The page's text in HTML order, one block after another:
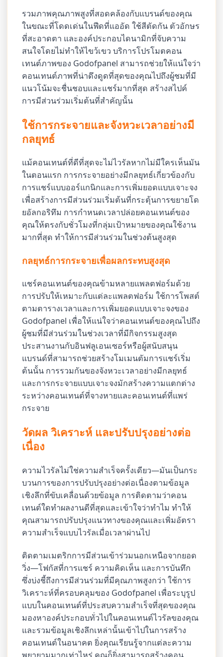
รวมภาพคุณภาพสูงที่สอดคล้องกับแบรนด์ของคุณ
ในขณะที่โดดเด่นในฟีดที่แออัด ใช้สีตัดกัน ตัวอักษร
ที่สะอาดตา และองค์ประกอบไดนามิกที่จับความ
สนใจโดยไม่ทำให้ไขว้เขว บริการโปรโมตคอน
เทนต์ภาพของ Godofpanel สามารถช่วยให้แน่ใจว่า
คอนเทนต์ภาพที่น่าดึงดูดที่สุดของคุณไปถึงผู้ชมที่มี
แนวโน้มจะชื่นชอบและแชร์มากที่สุด สร้างสไปค์
การมีส่วนร่วมเริ่มต้นที่สำคัญนั้น
ใช้การกระจายและจังหวะเวลาอย่างมี
กลยุทธ์
แม้คอนเทนต์ที่ดีที่สุดจะไม่ไวรัลหากไม่มีใครเห็นมัน
ในตอนแรก การกระจายอย่างมีกลยุทธ์เกี่ยวข้องกับ
การแชร์แบบออร์แกนิกและการเพิ่มยอดแบบเจาะจง
เพื่อสร้างการมีส่วนร่วมเริ่มต้นที่กระตุ้นการขยายโด
ยอัลกอริทึม การกำหนดเวลาปล่อยคอนเทนต์ของ
คุณให้ตรงกับชั่วโมงที่กลุ่มเป้าหมายของคุณใช้งาน
มากที่สุด ทำให้การมีส่วนร่วมในช่วงต้นสูงสุด
กลยุทธ์การกระจายเพื่อผลกระทบสูงสุด
แชร์คอนเทนต์ของคุณข้ามหลายแพลตฟอร์มด้วย
การปรับให้เหมาะกับแต่ละแพลตฟอร์ม ใช้การโพสต์
ตามตารางเวลาและการเพิ่มยอดแบบเจาะจงของ
Godofpanel เพื่อให้แน่ใจว่าคอนเทนต์ของคุณไปถึง
ผู้ชมที่มีส่วนร่วมในช่วงเวลาที่มีกิจกรรมสูงสุด
ประสานงานกับอินฟลูเอนเซอร์หรือผู้สนับสนุน
แบรนด์ที่สามารถช่วยสร้างโมเมนตัมการแชร์เริ่ม
ต้นนั้น การรวมกันของจังหวะเวลาอย่างมีกลยุทธ์
และการกระจายแบบเจาะจงมักสร้างความแตกต่าง
ระหว่างคอนเทนต์ที่จางหายและคอนเทนต์ที่แพร่
กระจาย
วัดผล วิเคราะห์ และปรับปรุงอย่างต่อ
เนื่อง
ความไวรัลไม่ใช่ความสำเร็จครั้งเดียว—มันเป็นกระ
บวนการของการปรับปรุงอย่างต่อเนื่องตามข้อมูล
เชิงลึกที่ขับเคลื่อนด้วยข้อมูล การติดตามว่าคอน
เทนต์ใดทำผลงานดีที่สุดและเข้าใจว่าทำไม ทำให้
คุณสามารถปรับปรุงแนวทางของคุณและเพิ่มอัตรา
ความสำเร็จแบบไวรัลเมื่อเวลาผ่านไป
ติดตามเมตริกการมีส่วนเข้าร่วมนอกเหนือจากยอด
วิ่ง—โฟกัสที่การแชร์ ความคิดเห็น และการบันทึก
ซึ่งบ่งชี้ถึงการมีส่วนร่วมที่มีคุณภาพสูงกว่า ใช้การ
วิเคราะห์ที่ครอบคลุมของ Godofpanel เพื่อระบุรูป
แบบในคอนเทนต์ที่ประสบความสำเร็จที่สุดของคุณ
มองหาองค์ประกอบทั่วไปในคอนเทนต์ไวรัลของคุณ
และรวมข้อมูลเชิงลึกเหล่านั้นเข้าไปในการสร้าง
คอนเทนต์ในอนาคต ยิ่งคุณเรียนรู้จากแต่ละความ